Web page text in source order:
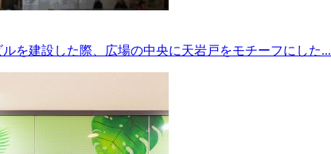
を建設した際、広場の中央に天岩戸をモチーフにした...